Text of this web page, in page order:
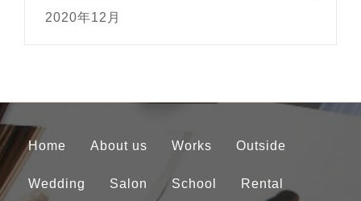
2020年12月
Home About us Works Outside
Wedding Salon School Rental